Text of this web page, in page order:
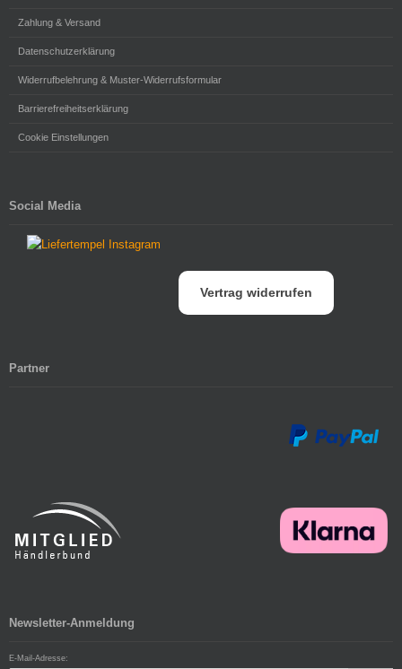
Zahlung & Versand
Datenschutzerklärung
Widerrufbelehrung & Muster-Widerrufsformular
Barrierefreiheitserklärung
Cookie Einstellungen
Social Media
Vertrag widerrufen
Partner
Newsletter-Anmeldung
E-Mail-Adresse: